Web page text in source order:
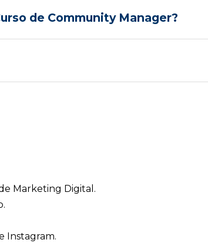
de Community Manager?
Marketing Digital.
Instagram.